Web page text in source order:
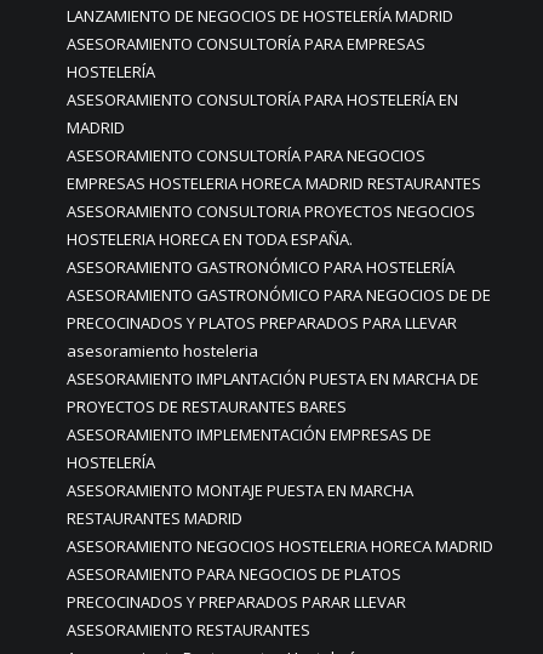
LANZAMIENTO DE NEGOCIOS DE HOSTELERÍA MADRID
ASESORAMIENTO CONSULTORÍA PARA EMPRESAS
HOSTELERÍA
ASESORAMIENTO CONSULTORÍA PARA HOSTELERÍA EN
MADRID
ASESORAMIENTO CONSULTORÍA PARA NEGOCIOS
EMPRESAS HOSTELERIA HORECA MADRID RESTAURANTES
ASESORAMIENTO CONSULTORIA PROYECTOS NEGOCIOS
HOSTELERIA HORECA EN TODA ESPAÑA.
ASESORAMIENTO GASTRONÓMICO PARA HOSTELERÍA
ASESORAMIENTO GASTRONÓMICO PARA NEGOCIOS DE DE
PRECOCINADOS Y PLATOS PREPARADOS PARA LLEVAR
asesoramiento hosteleria
ASESORAMIENTO IMPLANTACIÓN PUESTA EN MARCHA DE
PROYECTOS DE RESTAURANTES BARES
ASESORAMIENTO IMPLEMENTACIÓN EMPRESAS DE
HOSTELERÍA
ASESORAMIENTO MONTAJE PUESTA EN MARCHA
RESTAURANTES MADRID
ASESORAMIENTO NEGOCIOS HOSTELERIA HORECA MADRID
ASESORAMIENTO PARA NEGOCIOS DE PLATOS
PRECOCINADOS Y PREPARADOS PARAR LLEVAR
ASESORAMIENTO RESTAURANTES